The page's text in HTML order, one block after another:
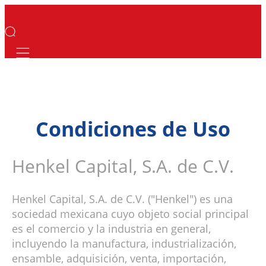
Mobile navigation
Condiciones de Uso
Henkel Capital, S.A. de C.V.
Henkel Capital, S.A. de C.V. ("Henkel") es una
sociedad mexicana cuyo objeto social principal
es el comercio y la industria en general,
incluyendo la manufactura, industrialización,
ensamble, adquisición, venta, importación,